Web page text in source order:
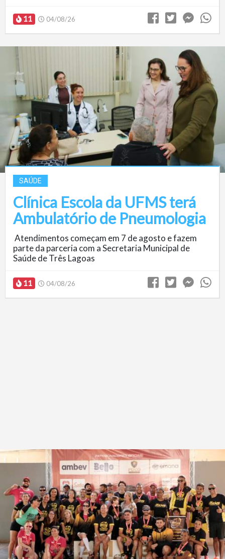
11 04/08/26
SAÚDE
Clínica Escola da UFMS terá
Ambulatório de Pneumologia
Atendimentos começam em 7 de agosto e fazem
parte da parceria com a Secretaria Municipal de
Saúde de Três Lagoas
11 04/08/26